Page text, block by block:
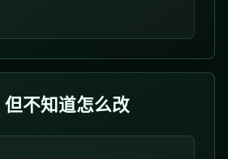
不知道怎么改